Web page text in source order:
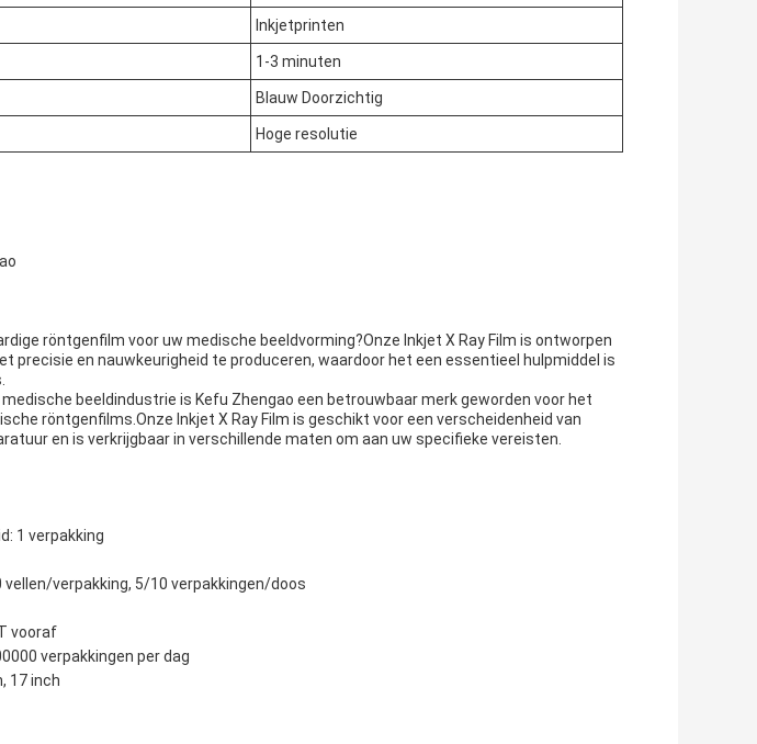
Inkjetprinten
1-3 minuten
Blauw Doorzichtig
Hoge resolutie
röntgenfilm voor uw medische beeldvorming?Onze Inkjet X Ray Film is ontworpen
precisie en nauwkeurigheid te produceren, waardoor het een essentieel hulpmiddel is
beeldindustrie is Kefu Zhengao een betrouwbaar merk geworden voor het
röntgenfilms.Onze Inkjet X Ray Film is geschikt voor een verscheidenheid van
en is verkrijgbaar in verschillende maten om aan uw specifieke vereisten.
1 verpakking
vellen/verpakking, 5/10 verpakkingen/doos
vooraf
verpakkingen per dag
17 inch